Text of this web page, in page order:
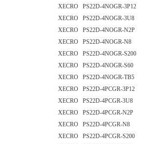
XECRO PS22D-4NOGR-3P12
XECRO PS22D-4NOGR-3U8
XECRO PS22D-4NOGR-N2P
XECRO PS22D-4NOGR-N8
XECRO PS22D-4NOGR-S200
XECRO PS22D-4NOGR-S60
XECRO PS22D-4NOGR-TB5
XECRO PS22D-4PCGR-3P12
XECRO PS22D-4PCGR-3U8
XECRO PS22D-4PCGR-N2P
XECRO PS22D-4PCGR-N8
XECRO PS22D-4PCGR-S200